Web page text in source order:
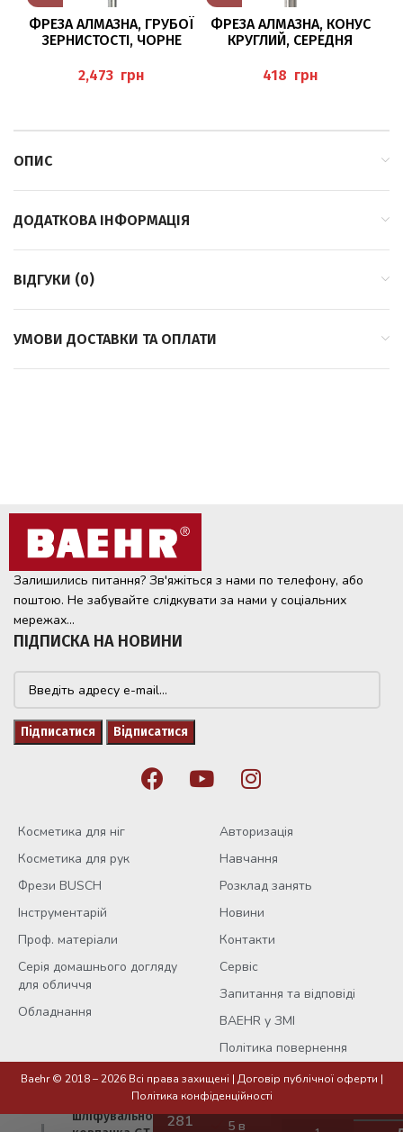
ФРЕЗА АЛМАЗНА, ГРУБОЇ
ЗЕРНИСТОСТІ, ЧОРНЕ
TWISTER BUSCH
грн
ФРЕЗА АЛМАЗНА, КОНУС
КРУГЛИЙ, СЕРЕДНЯ
грн
ОПИС
ДОДАТКОВА ІНФОРМАЦІЯ
ВІДГУКИ (0)
УМОВИ ДОСТАВКИ ТА ОПЛАТИ
Залишились питання? Зв'яжіться з нами по телефону, або
поштою. Не забувайте слідкувати за нами у соціальних
мережах...
ПІДПИСКА НА НОВИНИ
Косметика для ніг
Косметика для рук
Фрези BUSCH
Інструментарій
Проф. матеріали
Серія домашнього догляду
для обличчя
Обладнання
Авторизація
Навчання
Розклад занять
Новини
Контакти
Сервіс
Запитання та відповіді
BAEHR у ЗМІ
Політика повернення
Baehr © 2018 – 2026 Всі права захищені | Договір публічної оферти |
Політика конфіденційності
шліфувального
5 в